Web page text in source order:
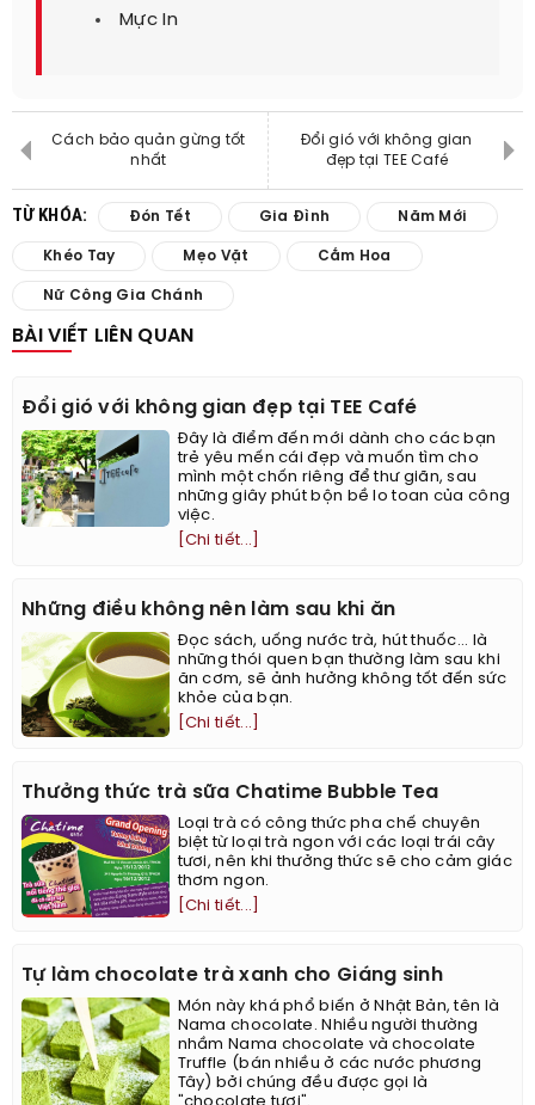
Mực In
Cách bảo quản gừng tốt
nhất
Đổi gió với không gian
đẹp tại TEE Café
TỪ KHÓA: Đón Tết Gia Đình Năm Mới
Khéo Tay Mẹo Vặt Cắm Hoa
Nữ Công Gia Chánh
BÀI VIẾT LIÊN QUAN
Đổi gió với không gian đẹp tại TEE Café
Đây là điểm đến mới dành cho các bạn
trẻ yêu mến cái đẹp và muốn tìm cho
mình một chốn riêng để thư giãn, sau
những giây phút bộn bề lo toan của công
việc.
[Chi tiết...]
Những điều không nên làm sau khi ăn
Đọc sách, uống nước trà, hút thuốc... là
những thói quen bạn thường làm sau khi
ăn cơm, sẽ ảnh hưởng không tốt đến sức
khỏe của bạn.
[Chi tiết...]
Thưởng thức trà sữa Chatime Bubble Tea
Loại trà có công thức pha chế chuyên
biệt từ loại trà ngon với các loại trái cây
tươi, nên khi thưởng thức sẽ cho cảm giác
thơm ngon.
[Chi tiết...]
Tự làm chocolate trà xanh cho Giáng sinh
Món này khá phổ biến ở Nhật Bản, tên là
Nama chocolate. Nhiều người thường
nhầm Nama chocolate và chocolate
Truffle (bán nhiều ở các nước phương
Tây) bởi chúng đều được gọi là